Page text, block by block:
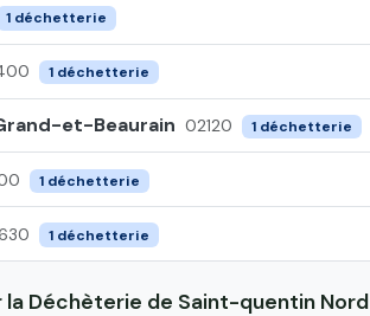
1 déchetterie
1 déchetterie
et-Beaurain 02120 1 déchetterie
1 déchetterie
1 déchetterie
la Déchèterie de Saint-quentin Nord